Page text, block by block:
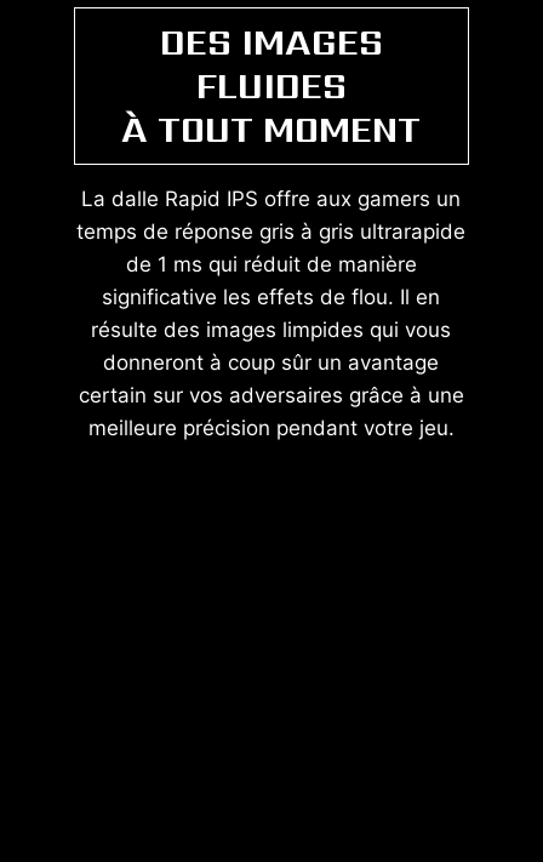
DES IMAGES
FLUIDES
À TOUT MOMENT
La dalle Rapid IPS offre aux gamers un
temps de réponse gris à gris ultrarapide
de 1 ms qui réduit de manière
significative les effets de flou. Il en
résulte des images limpides qui vous
donneront à coup sûr un avantage
certain sur vos adversaires grâce à une
meilleure précision pendant votre jeu.